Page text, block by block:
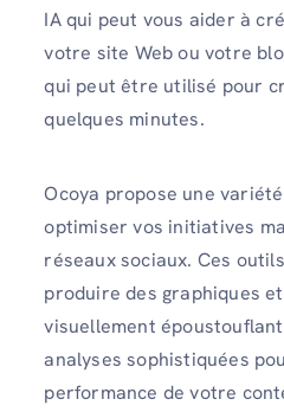
IA qui peut vous aider à
votre site Web ou votre
qui peut être utilisé pour
quelques minutes.
Ocoya propose une
optimiser vos initiatives
réseaux sociaux. Ces
produire des graphiques
visuellement
analyses sophistiquées
performance de votre